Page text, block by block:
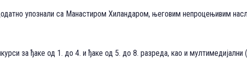
упознали са Манастиром Хиландаром, његовим непроцењивим
за ђаке од 1. до 4. и ђаке од 5. до 8. разреда, као и